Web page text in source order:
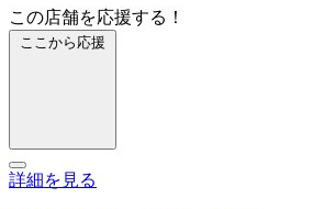
この店舗を応援する！
ここから応援
詳細を見る